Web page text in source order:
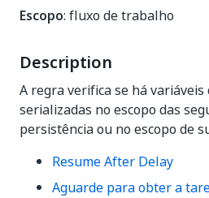
Escopo: fluxo de trabalho
Description
A regra verifica se há
serializadas no escopo das
persistência ou no escopo de
Resume After Delay
Aguarde para obter a